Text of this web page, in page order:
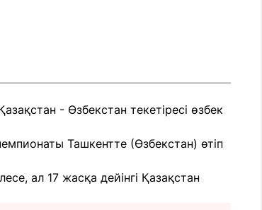
- Өзбекстан текетіресі өзбек
Ташкентте (Өзбекстан) өтіп
, ал 17 жасқа дейінгі Қазақстан